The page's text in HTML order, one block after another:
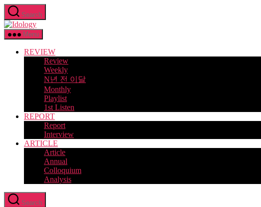
Skip
to
the
content
Search
Idology
Menu
REVIEW
Review
Weekly
N년 전 이달
Monthly
Playlist
1st Listen
REPORT
Report
Interview
ARTICLE
Article
Annual
Colloquium
Analysis
Search